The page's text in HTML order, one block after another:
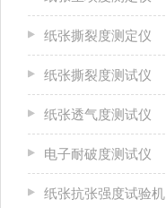
纸张撕裂度测定仪
纸张撕裂度测试仪
纸张透气度测试仪
电子耐破度测试仪
纸张抗张强度试验机